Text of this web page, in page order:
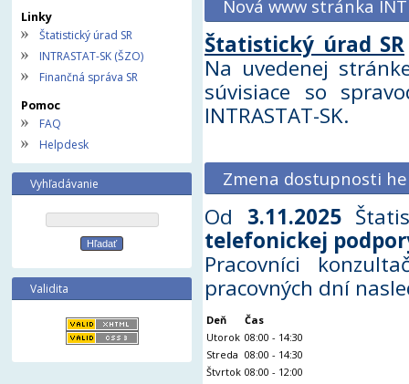
Linky
Štatistický úrad SR
INTRASTAT-SK (ŠZO)
Finančná správa SR
Pomoc
FAQ
Helpdesk
Vyhľadávanie
Validita
Nová www stránka
Štatistický úrad SR
Na uvedenej
súvisiace so
INTRASTAT-SK.
Zmena dostupnosti
Od 3.11.2025
telefonickej
Pracovníci
pracovných dní
Deň
Čas
Utorok 08:00 - 14:30
Streda 08:00 - 14:30
Štvrtok 08:00 - 12:00